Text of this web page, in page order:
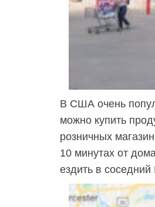
В США очень
можно купить
розничных
10 минутах от
ездить в соседний